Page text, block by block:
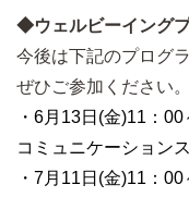
◆ウェルビーイング
今後は下記のプログ
ぜひご参加ください。
・6月13日(金)11：
コミュニケーション
・7月11日(金)11：